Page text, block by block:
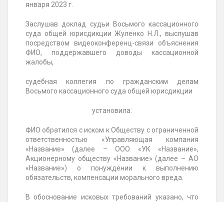
января 2023 г.
Заслушав доклад судьи Восьмого кассационного
суда общей юрисдикции Жуленко Н.Л., выслушав
посредством видеоконференц-связи объяснения
ФИО, поддержавшего доводы кассационной
жалобы,
судебная коллегия по гражданским делам
Восьмого кассационного суда общей юрисдикции
установила:
ФИО обратился с иском к Обществу с ограниченной
ответственностью «Управляющая компания
«Название» (далее – ООО «УК «Название»,
Акционерному обществу «Название» (далее – АО
«Название») о понуждении к выполнению
обязательств, компенсации морального вреда.
В обоснование исковых требований указано, что